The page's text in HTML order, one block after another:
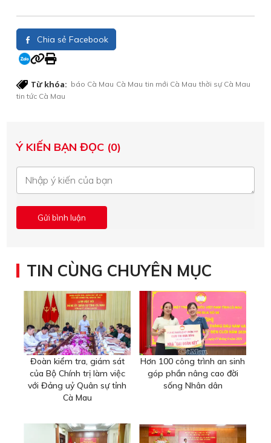
Chia sẻ Facebook
Từ khóa: báo Cà Mau Cà Mau tin mới Cà Mau thời sự Cà Mau
tin tức Cà Mau
Ý KIẾN BẠN ĐỌC (0)
TIN CÙNG CHUYÊN MỤC
Đoàn kiểm tra, giám sát
của Bộ Chính trị làm việc
với Đảng uỷ Quân sự tỉnh
Cà Mau
Hơn 100 công trình an sinh
góp phần nâng cao đời
sống Nhân dân